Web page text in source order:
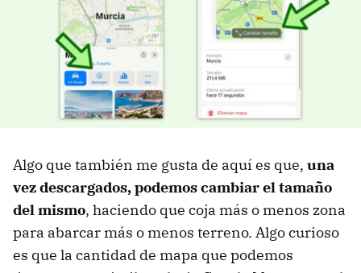
Algo que también me gusta de aquí es que, una
vez descargados, podemos cambiar el tamaño
del mismo, haciendo que coja más o menos zona
para abarcar más o menos terreno. Algo curioso
es que la cantidad de mapa que podemos